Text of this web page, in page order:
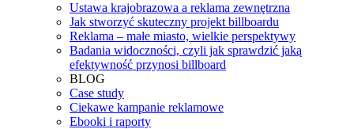
Ustawa krajobrazowa a reklama zewnętrzna
Jak stworzyć skuteczny projekt billboardu
Reklama – małe miasto, wielkie perspektywy
Badania widoczności, czyli jak sprawdzić jaką
efektywność przynosi billboard
BLOG
Case study
Ciekawe kampanie reklamowe
Ebooki i raporty